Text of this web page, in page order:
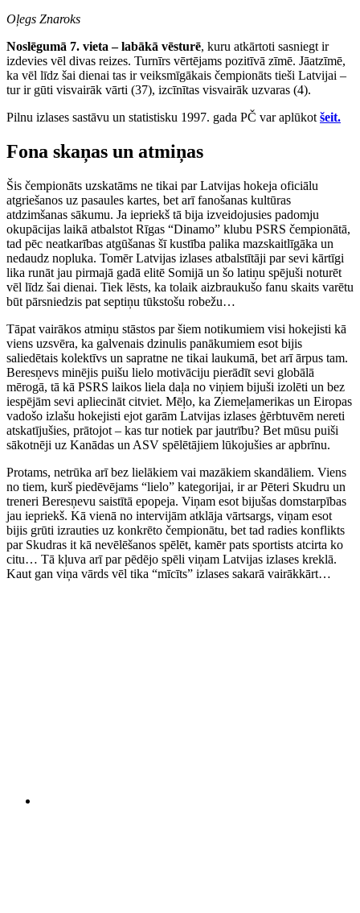
Oļegs Znaroks
Noslēgumā 7. vieta – labākā vēsturē, kuru atkārtoti sasniegt ir
izdevies vēl divas reizes. Turnīrs vērtējams pozitīvā zīmē. Jāatzīmē,
ka vēl līdz šai dienai tas ir veiksmīgākais čempionāts tieši Latvijai –
tur ir gūti visvairāk vārti (37), izcīnītas visvairāk uzvaras (4).
Pilnu izlases sastāvu un statistisku 1997. gada PČ var aplūkotšeit.
Fona skaņas un atmiņas
Šis čempionāts uzskatāms ne tikai par Latvijas hokeja oficiālu
atgriešanos uz pasaules kartes, bet arī fanošanas kultūras
atdzimšanas sākumu. Ja iepriekš tā bija izveidojusies padomju
okupācijas laikā atbalstot Rīgas “Dinamo” klubu PSRS čempionātā,
tad pēc neatkarības atgūšanas šī kustība palika mazskaitlīgāka un
nedaudz nopluka. Tomēr Latvijas izlases atbalstītāji par sevi kārtīgi
lika runāt jau pirmajā gadā elitē Somijā un šo latiņu spējuši noturēt
vēl līdz šai dienai. Tiek lēsts, ka tolaik aizbraukušo fanu skaits varētu
būt pārsniedzis pat septiņu tūkstošu robežu…
Tāpat vairākos atmiņu stāstos par šiem notikumiem visi hokejisti kā
viens uzsvēra, ka galvenais dzinulis panākumiem esot bijis
saliedētais kolektīvs un sapratne ne tikai laukumā, bet arī ārpus tam.
Beresņevs minējis puišu lielo motivāciju pierādīt sevi globālā
mērogā, tā kā PSRS laikos liela daļa no viņiem bijuši izolēti un bez
iespējām sevi apliecināt citviet. Mēļo, ka Ziemeļamerikas un Eiropas
vadošo izlašu hokejisti ejot garām Latvijas izlases ģērbtuvēm nereti
atskatījušies, prātojot – kas tur notiek par jautrību? Bet mūsu puiši
sākotnēji uz Kanādas un ASV spēlētājiem lūkojušies ar apbrīnu.
Protams, netrūka arī bez lielākiem vai mazākiem skandāliem. Viens
no tiem, kurš piedēvējams “lielo” kategorijai, ir ar Pēteri Skudru un
treneri Beresņevu saistītā epopeja. Viņam esot bijušas domstarpības
jau iepriekš. Kā vienā no intervijām atklāja vārtsargs, viņam esot
bijis grūti izrauties uz konkrēto čempionātu, bet tad radies konflikts
par Skudras it kā nevēlēšanos spēlēt, kamēr pats sportists atcirta ko
citu… Tā kļuva arī par pēdējo spēli viņam Latvijas izlases kreklā.
Kaut gan viņa vārds vēl tika “mīcīts” izlases sakarā vairākkārt…